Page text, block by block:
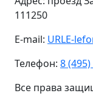
111250
E-mail: URLE-
Телефон: 8 (495)
Все права